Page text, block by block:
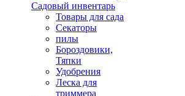
Садовый инвентарь
Товары для сада
Секаторы
пилы
Бороздовики,
Тяпки
Удобрения
Леска для
триммера